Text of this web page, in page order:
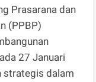
Prasarana dan
(PPBP)
27 Januari
strategis dalam